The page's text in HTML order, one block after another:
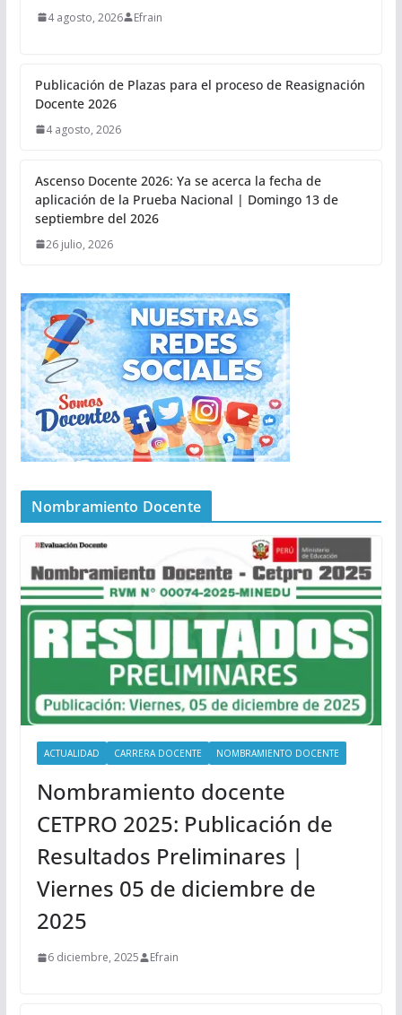
4 agosto, 2026 Efrain
Publicación de Plazas para el proceso de Reasignación
Docente 2026
4 agosto, 2026
Ascenso Docente 2026: Ya se acerca la fecha de
aplicación de la Prueba Nacional | Domingo 13 de
septiembre del 2026
26 julio, 2026
Nombramiento Docente
ACTUALIDAD CARRERA DOCENTE NOMBRAMIENTO DOCENTE
Nombramiento docente
CETPRO 2025: Publicación de
Resultados Preliminares |
Viernes 05 de diciembre de
2025
6 diciembre, 2025 Efrain